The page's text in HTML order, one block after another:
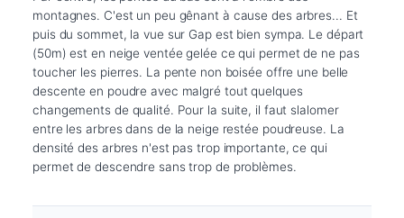
montagnes. C'est un peu gênant à cause des arbres... Et
puis du sommet, la vue sur Gap est bien sympa. Le départ
(50m) est en neige ventée gelée ce qui permet de ne pas
toucher les pierres. La pente non boisée offre une belle
descente en poudre avec malgré tout quelques
changements de qualité. Pour la suite, il faut slalomer
entre les arbres dans de la neige restée poudreuse. La
densité des arbres n'est pas trop importante, ce qui
permet de descendre sans trop de problèmes.